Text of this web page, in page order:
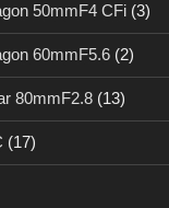
50mmF4 CFi (3)
60mmF5.6 (2)
80mmF2.8 (13)
(17)